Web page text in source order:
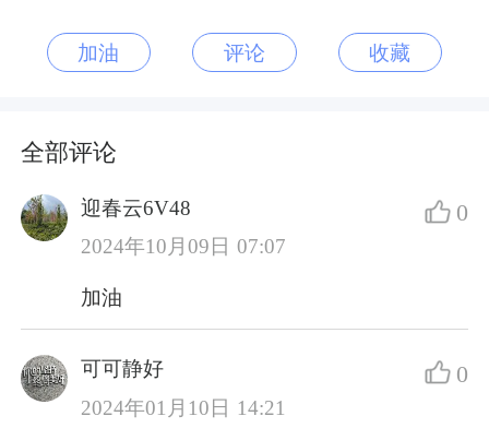
加油 评论 收藏
全部评论
迎春云6V48
2024年10月09日 07:07
0
加油
可可静好
2024年01月10日 14:21
0